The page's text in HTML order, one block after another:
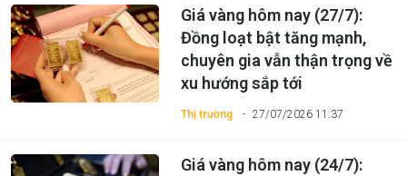
Thị trường 27/07/2026 11:37
Giá vàng hôm nay (27/7):
Đồng loạt bật tăng mạnh,
chuyên gia vẫn thận trọng về
xu hướng sắp tới
Giá vàng hôm nay (24/7):